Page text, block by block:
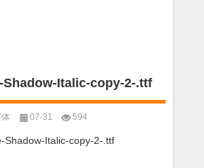
Shadow-Italic-copy-2-.ttf
07-31 594